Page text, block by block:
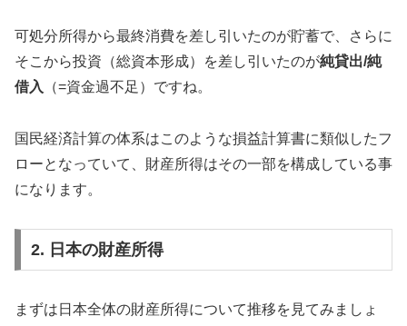
可処分所得から最終消費を差し引いたのが貯蓄で、さらに
そこから投資（総資本形成）を差し引いたのが純貸出/純
借入 （=資金過不足）ですね。
国民経済計算の体系はこのような損益計算書に類似したフ
ローとなっていて、財産所得はその一部を構成している事
になります。
2. 日本の財産所得
まずは日本全体の財産所得について推移を見てみましょ